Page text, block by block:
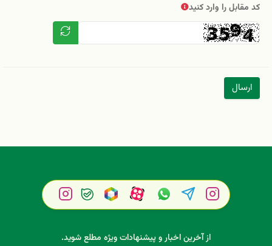
کد مقابل را وارد کنید
ارسال
از آخرین اخبار و پیشنهادات ویژه مطلع شوید.